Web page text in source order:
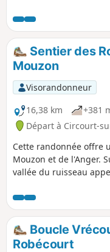
Sentier des
Mouzon
Visorandonneur
16,38 km
+381
Départ à Circourt-
Cette randonnée offre
Mouzon et de l'Anger.
vallée du ruisseau
qui y est installée.
dans ce restaurant en
simple mais bien
Boucle
Robécourt